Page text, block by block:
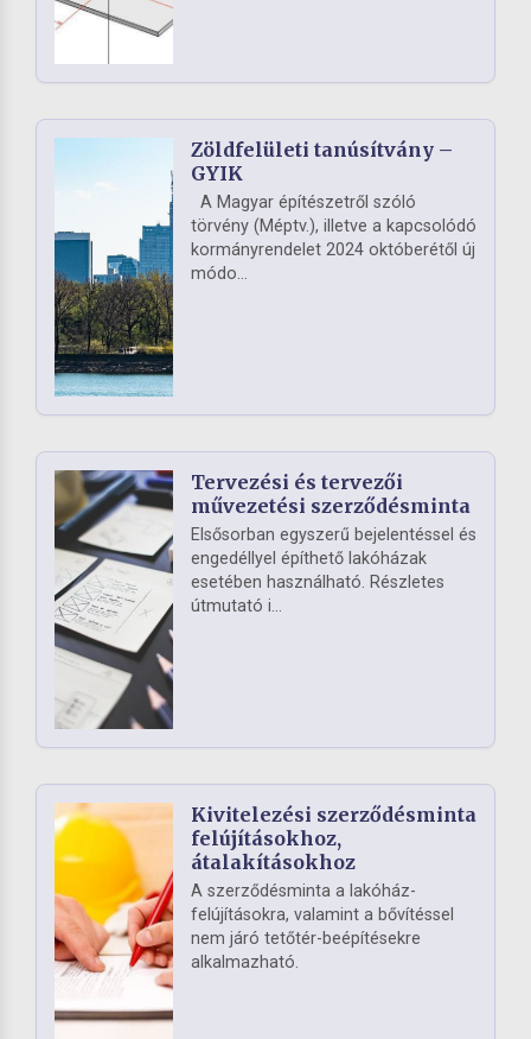
Zöldfelületi tanúsítvány –
GYIK
A Magyar építészetről szóló
törvény (Méptv.), illetve a kapcsolódó
kormányrendelet 2024 októberétől új
módo...
Tervezési és tervezői
művezetési szerződésminta
Elsősorban egyszerű bejelentéssel és
engedéllyel építhető lakóházak
esetében használható. Részletes
útmutató i...
Kivitelezési szerződésminta
felújításokhoz,
átalakításokhoz
A szerződésminta a lakóház-
felújításokra, valamint a bővítéssel
nem járó tetőtér-beépítésekre
alkalmazható.